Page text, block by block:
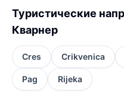
Туристические
Кварнер
Cres Crikvenica
Pag Rijeka